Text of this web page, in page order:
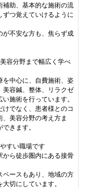
補助、基本的な施術の流
つ覚えていけるように
が不安な方も、焦らず成
容分野まで幅広く学べ
を中心に、自費施術、姿
美容鍼、整体、リラクゼ
施術を行っています。
でなく、患者様とのコ
、美容分野の考え方ま
きます。
すい職場です
から徒歩圏内にある接骨
ペースもあり、地域の方
切にしています。